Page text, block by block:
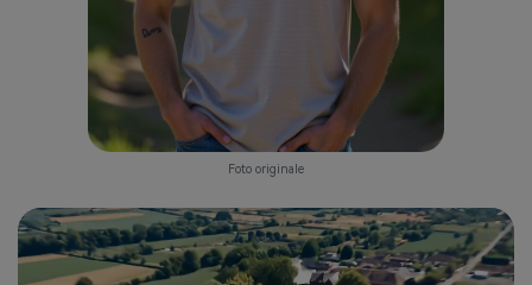
Foto originale